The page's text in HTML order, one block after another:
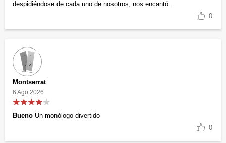
despidiéndose de cada uno de nosotros, nos encantó.
0
Montserrat
6 Ago 2026
Bueno Un monólogo divertido
0